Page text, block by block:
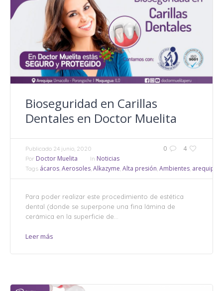
Bioseguridad en Carillas
Dentales en Doctor Muelita
0 4
Publicado 24 junio, 2020
Por Doctor Muelita In Noticias
Tags ácaros, Aerosoles, Alkazyme, Alta presión, Ambientes, arequipa
Para poder realizar este procedimiento de estética
dental (donde se superpone una fina lámina de
cerámica en la superficie de...
Leer más